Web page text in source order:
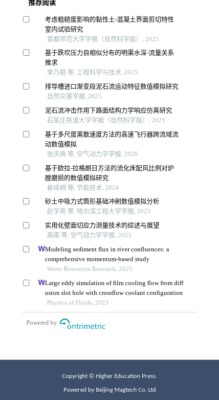
Copyright © Higher Education Press.
Powered by Beijing Magtech Co. Ltd